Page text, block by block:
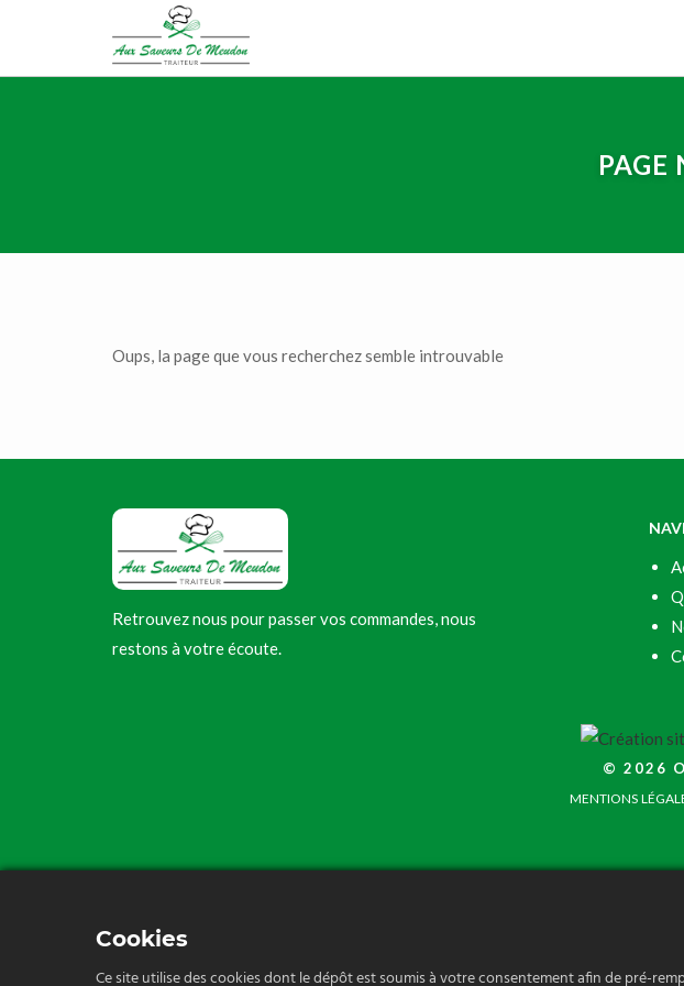
PAGE
Oups, la page que vous recherchez semble introuvable
Retrouvez nous pour passer vos commandes, nous
restons à votre écoute.
© 2026
MENTIONS
Cookies
Ce site utilise des cookies dont le dépôt est soumis à votre consentement afin de pré-